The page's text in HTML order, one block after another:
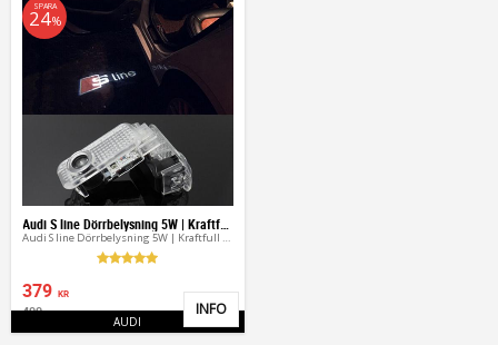
Audi S line Dörrbelysning 5W | Kraftfull Logo dörrlampor
379 KR
499 KR
SPARA
24%
AUDI Lägg till i favoriter
INFO